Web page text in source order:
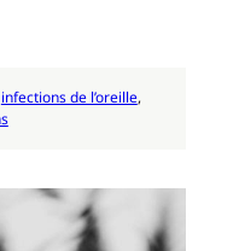
infections de l’oreille